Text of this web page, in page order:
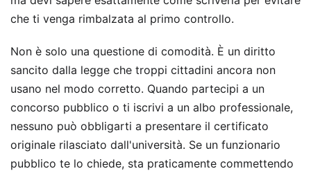
che ti venga rimbalzata al primo controllo.
Non è solo una questione di comodità. È un diritto
sancito dalla legge che troppi cittadini ancora non
usano nel modo corretto. Quando partecipi a un
concorso pubblico o ti iscrivi a un albo professionale,
nessuno può obbligarti a presentare il certificato
originale rilasciato dall'università. Se un funzionario
pubblico te lo chiede, sta praticamente commettendo